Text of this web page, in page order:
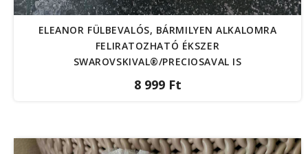
ELEANOR FÜLBEVALÓS, BÁRMILYEN ALKALOMRA
FELIRATOZHATÓ ÉKSZER
SWAROVSKIVAL®/PRECIOSAVAL IS
8 999 Ft